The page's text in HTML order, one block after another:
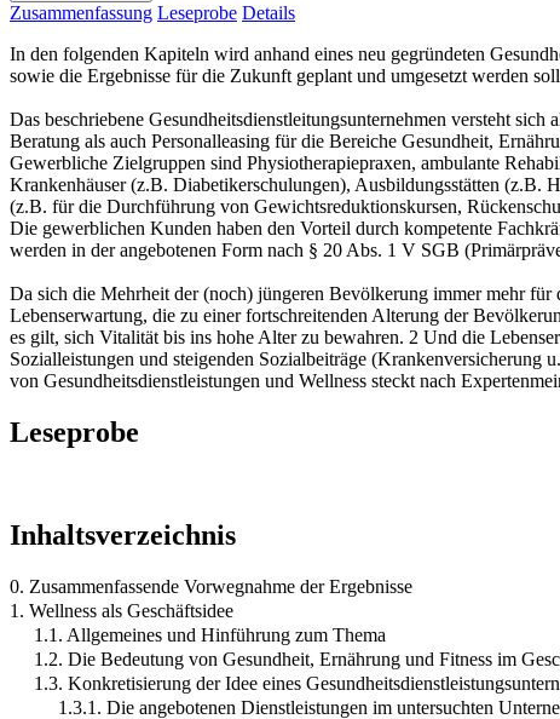
Zusammenfassung Leseprobe Details
In den folgenden Kapiteln wird anhand eines neu gegründeten
sowie die Ergebnisse für die Zukunft geplant und umgesetzt werden
Das beschriebene Gesundheitsdienstleitungsunternehmen versteht
Beratung als auch Personalleasing für die Bereiche Gesundheit,
Gewerbliche Zielgruppen sind Physiotherapiepraxen, ambulante
Krankenhäuser (z.B. Diabetikerschulungen), Ausbildungsstätten (z.B.
(z.B. für die Durchführung von Gewichtsreduktionskursen,
Die gewerblichen Kunden haben den Vorteil durch kompetente
werden in der angebotenen Form nach § 20 Abs. 1 V SGB
Da sich die Mehrheit der (noch) jüngeren Bevölkerung immer mehr
Lebenserwartung, die zu einer fortschreitenden Alterung der
es gilt, sich Vitalität bis ins hohe Alter zu bewahren. 2 Und die
Sozialleistungen und steigenden Sozialbeiträge
von Gesundheitsdienstleistungen und Wellness steckt nach
Leseprobe
Inhaltsverzeichnis
0. Zusammenfassende Vorwegnahme der Ergebnisse
1. Wellness als Geschäftsidee
1.1. Allgemeines und Hinführung zum Thema
1.2. Die Bedeutung von Gesundheit, Ernährung und Fitness im
1.3. Konkretisierung der Idee eines
1.3.1. Die angebotenen Dienstleistungen im untersuchten